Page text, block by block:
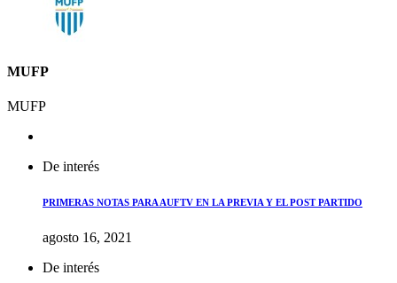
MUFP
MUFP
De interés
PRIMERAS NOTAS PARA AUFTV EN LA PREVIA Y EL POST PARTIDO
agosto 16, 2021
De interés